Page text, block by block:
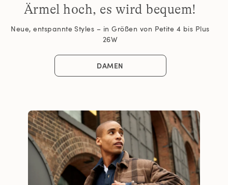
Ärmel hoch, es wird bequem!
Neue, entspannte Styles – in Größen von Petite 4 bis Plus
26W
DAMEN